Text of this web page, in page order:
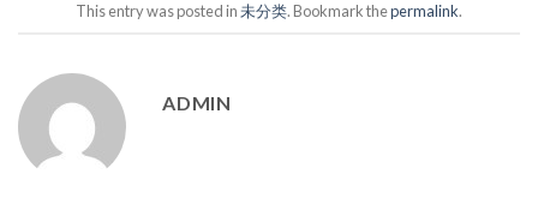
This entry was posted in未分类. Bookmark thepermalink.
ADMIN